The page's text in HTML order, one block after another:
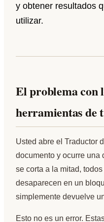
y obtener resultados
utilizar.
El problema con
herramientas de
Usted abre el Traductor
documento y ocurre una
se corta a la mitad,
desaparecen en un
simplemente devuelve
Esto no es un error.